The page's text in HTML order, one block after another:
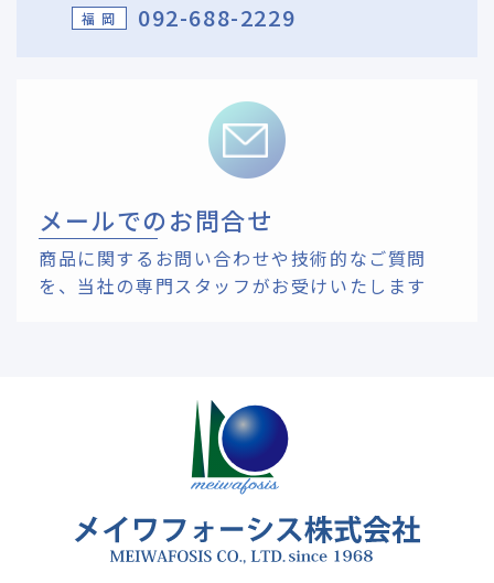
福 岡 092-688-2229
メールでのお問合せ
商品に関するお問い合わせや技術的なご質問
を、 当社の専門スタッフがお受けいたします